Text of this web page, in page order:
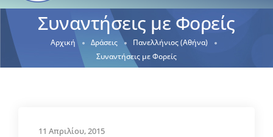
Συναντήσεις με Φορείς
Αρχική Δράσεις
Πανελλήνιος (Αθήνα)
Συναντήσεις με Φορείς
11 Απριλίου, 2015